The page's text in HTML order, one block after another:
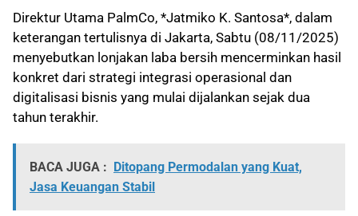
Direktur Utama PalmCo, *Jatmiko K. Santosa*, dalam
keterangan tertulisnya di Jakarta, Sabtu (08/11/2025)
menyebutkan lonjakan laba bersih mencerminkan hasil
konkret dari strategi integrasi operasional dan
digitalisasi bisnis yang mulai dijalankan sejak dua
tahun terakhir.
BACA JUGA :
Ditopang Permodalan yang Kuat,
Jasa Keuangan Stabil